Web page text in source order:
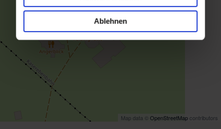
Ablehnen
Map data © OpenStreetMap contributors